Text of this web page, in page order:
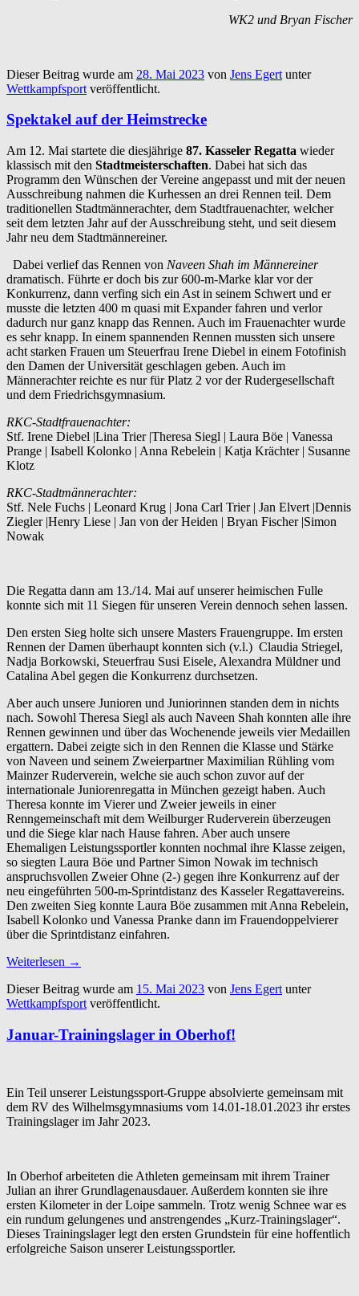
WK2 und Bryan Fischer
Dieser Beitrag wurde am 28. Mai 2023 von Jens Egert unter
Wettkampfsport veröffentlicht.
Spektakel auf der Heimstrecke
Am 12. Mai startete die diesjährige 87. Kasseler Regatta wieder
klassisch mit den Stadtmeisterschaften. Dabei hat sich das
Programm den Wünschen der Vereine angepasst und mit der neuen
Ausschreibung nahmen die Kurhessen an drei Rennen teil. Dem
traditionellen Stadtmännerachter, dem Stadtfrauenachter, welcher
seit dem letzten Jahr auf der Ausschreibung steht, und seit diesem
Jahr neu dem Stadtmännereiner.
Dabei verlief das Rennen von Naveen Shah im Männereiner
dramatisch. Führte er doch bis zur 600-m-Marke klar vor der
Konkurrenz, dann verfing sich ein Ast in seinem Schwert und er
musste die letzten 400 m quasi mit Expander fahren und verlor
dadurch nur ganz knapp das Rennen. Auch im Frauenachter wurde
es sehr knapp. In einem spannenden Rennen mussten sich unsere
acht starken Frauen um Steuerfrau Irene Diebel in einem Fotofinish
den Damen der Universität geschlagen geben. Auch im
Männerachter reichte es nur für Platz 2 vor der Rudergesellschaft
und dem Friedrichsgymnasium.
RKC-Stadtfrauenachter:
Stf. Irene Diebel |Lina Trier |Theresa Siegl | Laura Böe | Vanessa
Prange | Isabell Kolonko | Anna Rebelein | Katja Krächter | Susanne
Klotz
RKC-Stadtmännerachter:
Stf. Nele Fuchs | Leonard Krug | Jona Carl Trier | Jan Elvert |Dennis
Ziegler |Henry Liese | Jan von der Heiden | Bryan Fischer |Simon
Nowak
Die Regatta dann am 13./14. Mai auf unserer heimischen Fulle
konnte sich mit 11 Siegen für unseren Verein dennoch sehen lassen.
Den ersten Sieg holte sich unsere Masters Frauengruppe. Im ersten
Rennen der Damen überhaupt konnten sich (v.l.) Claudia Striegel,
Nadja Borkowski, Steuerfrau Susi Eisele, Alexandra Müldner und
Catalina Abel gegen die Konkurrenz durchsetzen.
Aber auch unsere Junioren und Juniorinnen standen dem in nichts
nach. Sowohl Theresa Siegl als auch Naveen Shah konnten alle ihre
Rennen gewinnen und über das Wochenende jeweils vier Medaillen
ergattern. Dabei zeigte sich in den Rennen die Klasse und Stärke
von Naveen und seinem Zweierpartner Maximilian Rühling vom
Mainzer Ruderverein, welche sie auch schon zuvor auf der
internationale Juniorenregatta in München gezeigt haben. Auch
Theresa konnte im Vierer und Zweier jeweils in einer
Renngemeinschaft mit dem Weilburger Ruderverein überzeugen
und die Siege klar nach Hause fahren. Aber auch unsere
Ehemaligen Leistungssportler konnten nochmal ihre Klasse zeigen,
so siegten Laura Böe und Partner Simon Nowak im technisch
anspruchsvollen Zweier Ohne (2-) gegen ihre Konkurrenz auf der
neu eingeführten 500-m-Sprintdistanz des Kasseler Regattavereins.
Den zweiten Sieg konnte Laura Böe zusammen mit Anna Rebelein,
Isabell Kolonko und Vanessa Pranke dann im Frauendoppelvierer
über die Sprintdistanz einfahren.
Weiterlesen →
Dieser Beitrag wurde am 15. Mai 2023 von Jens Egert unter
Wettkampfsport veröffentlicht.
Januar-Trainingslager in Oberhof!
Ein Teil unserer Leistungssport-Gruppe absolvierte gemeinsam mit
dem RV des Wilhelmsgymnasiums vom 14.01-18.01.2023 ihr erstes
Trainingslager im Jahr 2023.
In Oberhof arbeiteten die Athleten gemeinsam mit ihrem Trainer
Julian an ihrer Grundlagenausdauer. Außerdem konnten sie ihre
ersten Kilometer in der Loipe sammeln. Trotz wenig Schnee war es
ein rundum gelungenes und anstrengendes „Kurz-Trainingslager“.
Dieses Trainingslager legt den ersten Grundstein für eine hoffentlich
erfolgreiche Saison unserer Leistungssportler.